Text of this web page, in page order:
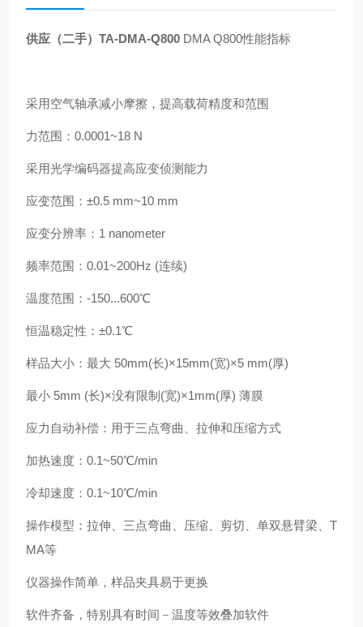
供应（二手）TA-DMA-Q800 DMA Q800性能指标
采用空气轴承减小摩擦，提高载荷精度和范围
力范围：0.0001~18 N
采用光学编码器提高应变侦测能力
应变范围：±0.5 mm~10 mm
应变分辨率：1 nanometer
频率范围：0.01~200Hz (连续)
温度范围：-150...600℃
恒温稳定性：±0.1℃
样品大小：最大 50mm(长)×15mm(宽)×5 mm(厚)
最小 5mm (长)×没有限制(宽)×1mm(厚) 薄膜
应力自动补偿：用于三点弯曲、拉伸和压缩方式
加热速度：0.1~50℃/min
冷却速度：0.1~10℃/min
操作模型：拉伸、三点弯曲、压缩、剪切、单双悬臂梁、T
MA等
仪器操作简单，样品夹具易于更换
软件齐备，特别具有时间－温度等效叠加软件